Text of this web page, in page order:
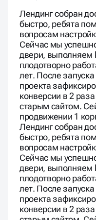
Лендинг собран
быстро, ребята
вопросам
Сейчас мы
двери, выполняем
плодотворно
лет. После
проекта
конверсии в 2
старым сайтом.
продвижении 1
Лендинг собран
быстро, ребята
вопросам
Сейчас мы
двери, выполняем
плодотворно
лет. После
проекта
конверсии в 2